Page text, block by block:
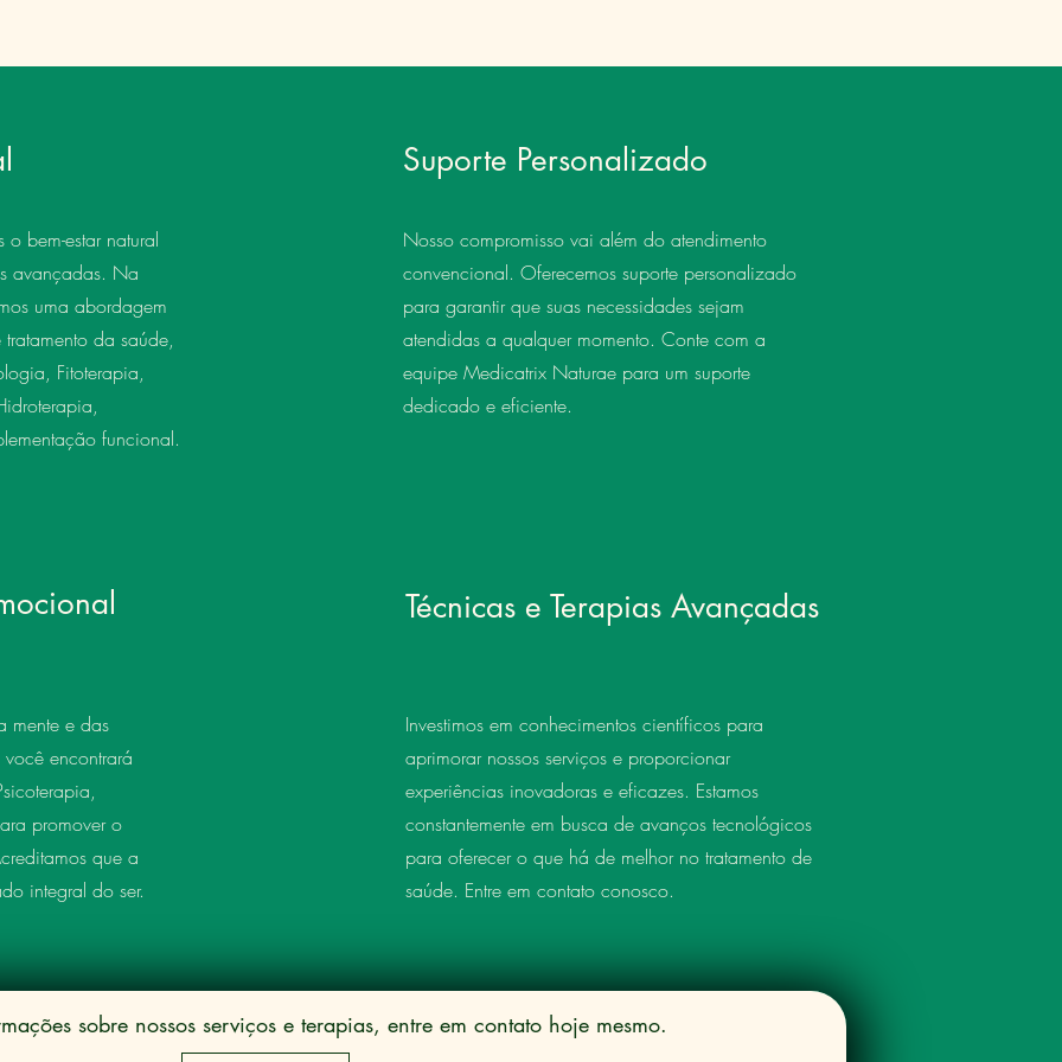
bem-estar natural
avançadas. Na
uma abordagem
da saúde,
Fitoterapia,
funcional.
Suporte Personalizado
Nosso compromisso vai além do atendimento
convencional. Oferecemos suporte personalizado
para garantir que suas necessidades sejam
atendidas a qualquer momento. Conte com a
equipe Medicatrix Naturae para um suporte
dedicado e eficiente.
Técnicas e Terapias Avançadas
mente e das
encontrará
promover o
que a
integral do ser.
Investimos em conhecimentos científicos para
aprimorar nossos serviços e proporcionar
experiências inovadoras e eficazes. Estamos
constantemente em busca de avanços tecnológicos
para oferecer o que há de melhor no tratamento de
saúde. Entre em contato conosco.
sobre nossos serviços e terapias, entre em contato hoje mesmo.